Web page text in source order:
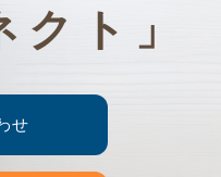
クト」
せ